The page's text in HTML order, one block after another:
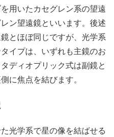
用いたカセグレン系の望遠
ン望遠鏡といいます。後述
とほぼ同じですが、光学系
イプは、いずれも主鏡のお
ディオプリック式は副鏡と
に焦点を結びます。
光学系で星の像を結ばせる